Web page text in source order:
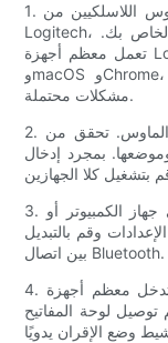
1. ضمان التوافق: قبل شراء لوحة المفاتيح والماوس اللاسلكيين من
Logitech، تأكد من توافقهما مع نظام تشغيل الكمبيوتر الخاص بك.
تعمل معظم أجهزة Logitech بسلاسة مع أنظمة التشغيل Windows
وmacOS وChrome، ولكن يُنصح بالتحقق من التوافق لتجنب أي
مشكلات محتملة.
2. التشغيل: أدخل البطاريات في لوحة المفاتيح والماوس. تحقق من
بمجرد إدخال
3. تمكين البلوتوث: تأكد من تمكين البلوتوث على جهاز الكمبيوتر أو
وقم بالتبديل
4. وضع الاقتران: تدخل معظم أجهزة Logitech اللاسلكية في وضع
توصيل لوحة المفاتيح